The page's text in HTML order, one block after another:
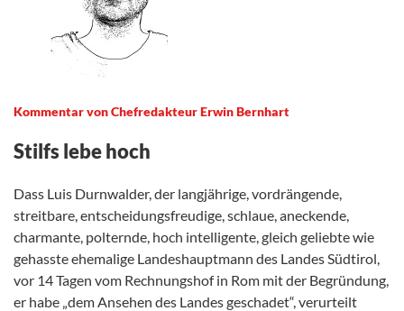
Kommentar von Chefredakteur Erwin Bernhart
Stilfs lebe hoch
Dass Luis Durnwalder, der langjährige, vordrängende,
streitbare, entscheidungsfreudige, schlaue, aneckende,
charmante, polternde, hoch intelligente, gleich geliebte wie
gehasste ehemalige Landeshauptmann des Landes Südtirol,
vor 14 Tagen vom Rechnungshof in Rom mit der Begründung,
er habe „dem Ansehen des Landes geschadet“, verurteilt